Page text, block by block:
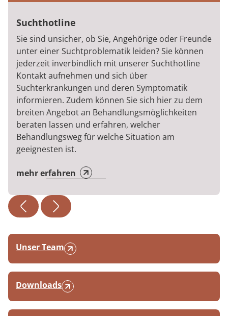
Suchthotline
Sie sind unsicher, ob Sie, Angehörige oder Freunde
unter einer Suchtproblematik leiden? Sie können
jederzeit inverbindlich mit unserer Suchthotline
Kontakt aufnehmen und sich über
Suchterkrankungen und deren Symptomatik
informieren. Zudem können Sie sich hier zu dem
breiten Angebot an Behandlungsmöglichkeiten
beraten lassen und erfahren, welcher
Behandlungsweg für welche Situation am
geeignesten ist.
mehr erfahren
Unser Team
Downloads